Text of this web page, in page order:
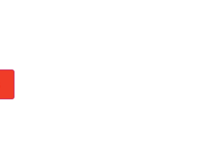
Alternative: